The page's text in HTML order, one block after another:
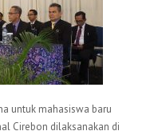
untuk mahasiswa baru
Cirebon dilaksanakan di